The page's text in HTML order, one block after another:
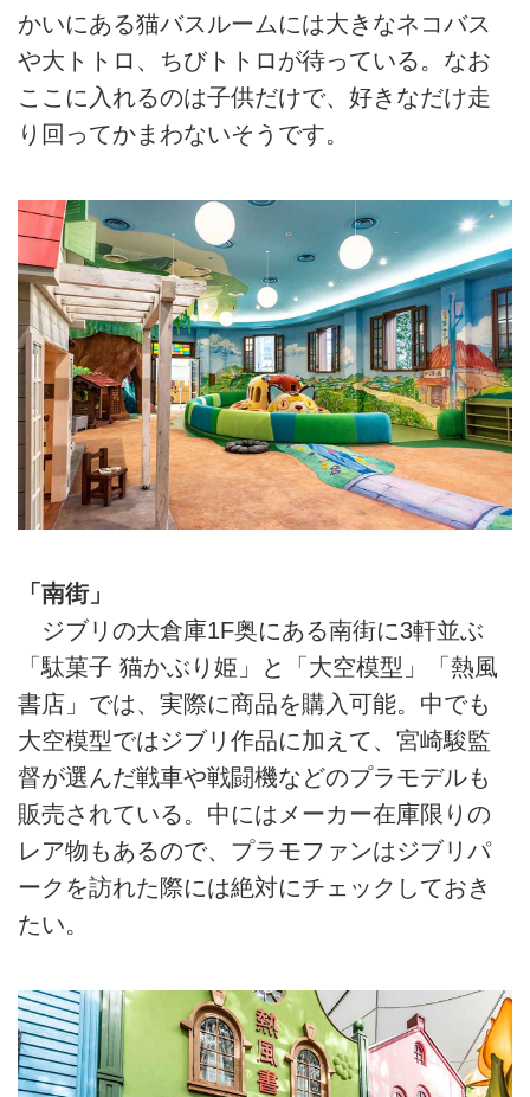
かいにある猫バスルームには大きなネコバス
や大トトロ、ちびトトロが待っている。なお
ここに入れるのは子供だけで、好きなだけ走
り回ってかまわないそうです。
「南街」
ジブリの大倉庫1F奥にある南街に3軒並ぶ
「駄菓子 猫かぶり姫」と「大空模型」「熱風
書店」では、実際に商品を購入可能。中でも
大空模型ではジブリ作品に加えて、宮崎駿監
督が選んだ戦車や戦闘機などのプラモデルも
販売されている。中にはメーカー在庫限りの
レア物もあるので、プラモファンはジブリパ
ークを訪れた際には絶対にチェックしておき
たい。